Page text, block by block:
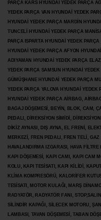
PARÇA KARS HYUNDAİ YEDEK PARÇA
YEDEK PARÇA VAN HYUNDAİ YEDEK
HYUNDAİ YEDEK PARÇA MARDİN
TUNCELİ HYUNDAİ YEDEK PARÇA
PARÇA ISPARTA HYUNDAİ YEDEK
HYUNDAİ YEDEK PARÇA AFYON
ADIYAMAN HYUNDAİ YEDEK PARÇA
YEDEK PARÇA SAMSUN HYUNDAİ
GÜMÜŞHANE HYUNDAİ YEDEK PARÇA
YEDEK PARÇA YALOVA HYUNDAİ YEDEK
HYUNDAİ YEDEK PARÇA AİRBAG,
BAGAJ DÖŞEMESİ, BEYİN, BLOK, CAM,
PEDALI, DİREKSİYON SİMİDİ,
DİKİZ AYNASI, DIŞ AYNA, EL FRENİ,
MERKEZİ, FREN PEDALI, FREN TELİ,
HAVALANDIRMA IZGARASI, HAVA
KAPI DÖŞEMESİ, KAPI CAMI, KAPI CAM
KOLU, KAPI TESİSATI, KAPI KİLİDİ,
KLİMA KOMPRESÖRÜ, KALORİFER
TESİSATI, MOTOR KULAĞI, MARŞ
RADYATÖR, RADYATÖR FANI,
SİLİNDİR KAPAĞI, SİLECEK MOTORU,
LAMBASI, TAVAN DÖŞEMESİ, TABAN